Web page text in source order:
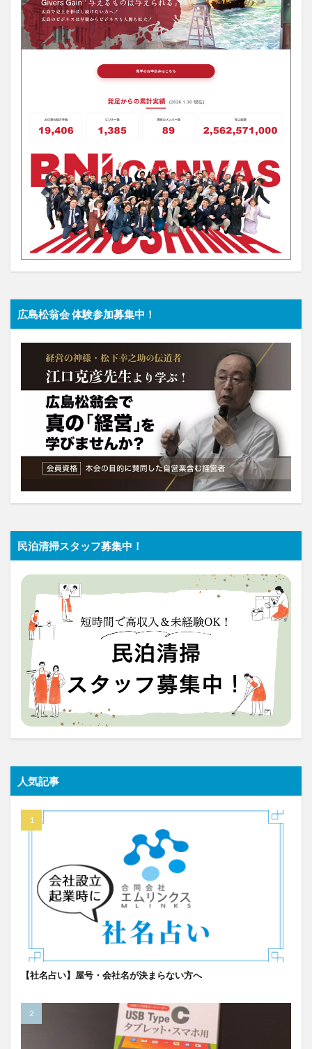
広島松翁会 体験参加募集中！
民泊清掃スタッフ募集中！
人気記事
【社名占い】屋号・会社名が決まらない方へ